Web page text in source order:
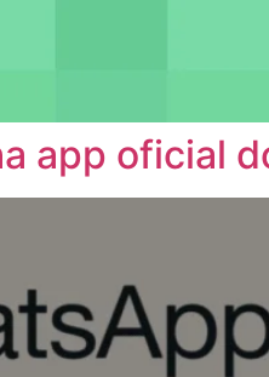
app oficial